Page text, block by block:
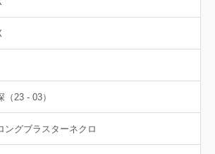
（23 - 03）
ングブラスターネクロ